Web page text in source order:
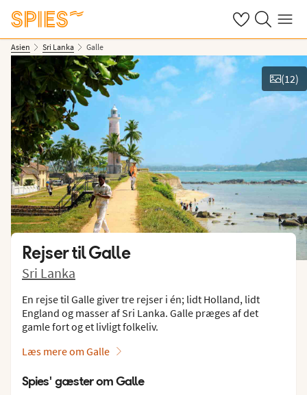
Se dine gemte
Søg påMenu
Asien Sri Lanka Galle
Vis billeder
(12)
Rejser tilGalle
Sri Lanka
En rejse til Galle giver tre rejser i én; lidt Holland, lidt
England og masser af Sri Lanka. Galle præges af det
gamle fort og et livligt folkeliv.
Læs mere om Galle
Spies' gæster om Galle